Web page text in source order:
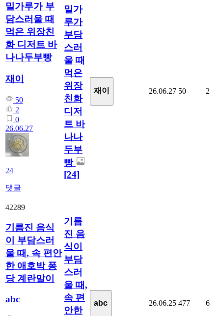
밀가루가 부
담스러울 때
먹은 위장친
화 디저트 바
나나두부빵
재이
50
2
0
26.06.27
24
댓글
밀가
루가
부담
스러
울 때
먹은
위장
친화
디저
트 바
나나
두부
빵
[24]
재이 26.06.27 50 2
42289
기름진 음식
이 부담스러
울 때, 속 편안
한 애호박 퐁
당 계란말이
abc
기름
진 음
식이
부담
스러
울 때,
속 편
안한
abc 26.06.25 477 6